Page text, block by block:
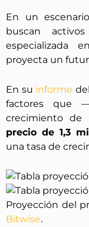
En un
buscan
especializada
proyecta un
En su informe
factores que
crecimiento
precio de 1,3
una tasa de
Proyección del
Bitwise.